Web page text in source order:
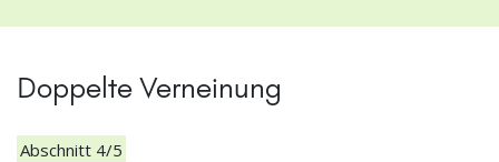
Doppelte Verneinung
Abschnitt 4/5